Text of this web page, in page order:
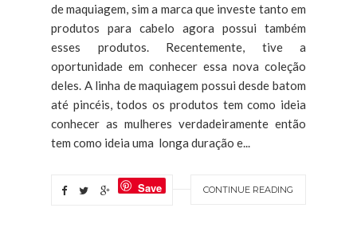
de maquiagem, sim a marca que investe tanto em
produtos para cabelo agora possui também
esses produtos. Recentemente, tive a
oportunidade em conhecer essa nova coleção
deles. A linha de maquiagem possui desde batom
até pincéis, todos os produtos tem como ideia
conhecer as mulheres verdadeiramente então
tem como ideia uma longa duração e...
CONTINUE READING
Save